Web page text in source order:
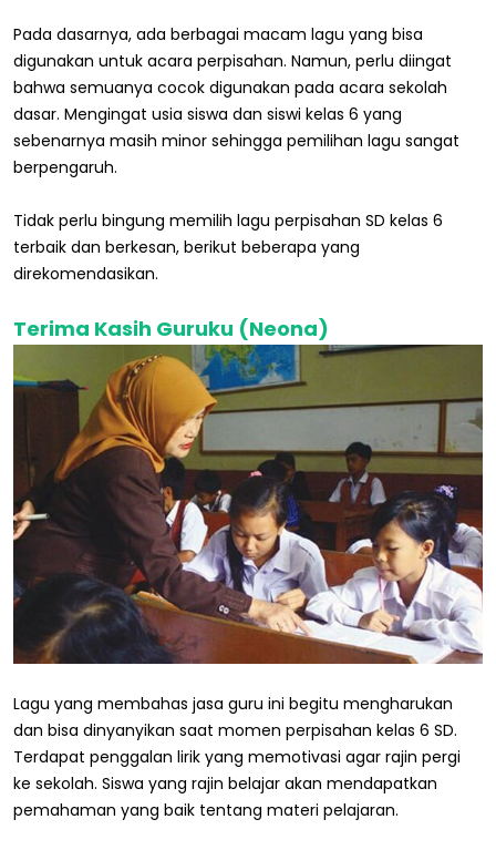
Pada dasarnya, ada berbagai macam lagu yang bisa
digunakan untuk acara perpisahan. Namun, perlu diingat
bahwa semuanya cocok digunakan pada acara sekolah
dasar. Mengingat usia siswa dan siswi kelas 6 yang
sebenarnya masih minor sehingga pemilihan lagu sangat
berpengaruh.
Tidak perlu bingung memilih lagu perpisahan SD kelas 6
terbaik dan berkesan, berikut beberapa yang
direkomendasikan.
Terima Kasih Guruku (Neona)
Lagu yang membahas jasa guru ini begitu mengharukan
dan bisa dinyanyikan saat momen perpisahan kelas 6 SD.
Terdapat penggalan lirik yang memotivasi agar rajin pergi
ke sekolah. Siswa yang rajin belajar akan mendapatkan
pemahaman yang baik tentang materi pelajaran.